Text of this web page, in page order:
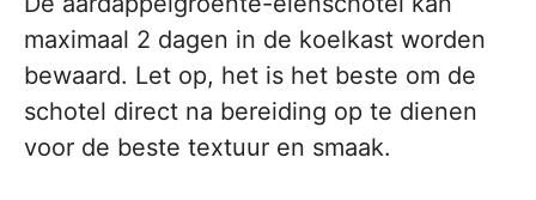
maximaal 2 dagen in de koelkast worden
bewaard. Let op, het is het beste om de
schotel direct na bereiding op te dienen
voor de beste textuur en smaak.